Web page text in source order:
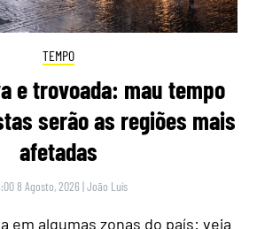
TEMPO
e trovoada: mau tempo
serão as regiões mais
afetadas
8 Agosto, 2026 |João Luís
em algumas zonas do país: veja